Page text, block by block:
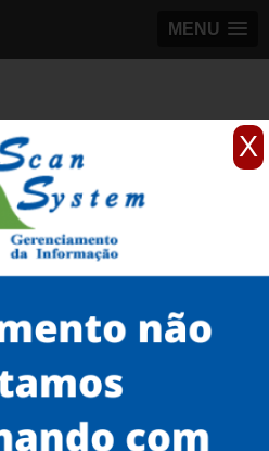
X
MENU
Ribeirão Preto